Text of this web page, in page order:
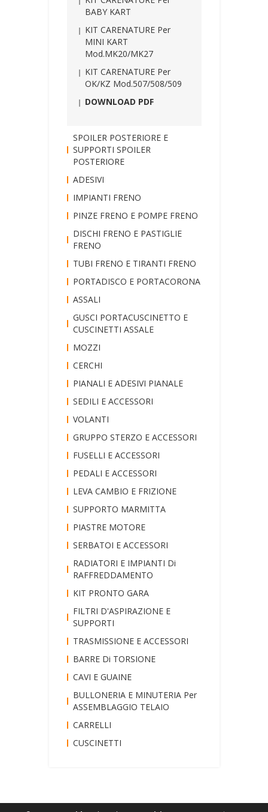
BABY KART
KIT CARENATURE Per
MINI KART
Mod.MK20/MK27
KIT CARENATURE Per
OK/KZ Mod.507/508/509
DOWNLOAD PDF
SPOILER POSTERIORE E
SUPPORTI SPOILER
POSTERIORE
ADESIVI
IMPIANTI FRENO
PINZE FRENO E POMPE FRENO
DISCHI FRENO E PASTIGLIE
FRENO
TUBI FRENO E TIRANTI FRENO
PORTADISCO E PORTACORONA
ASSALI
GUSCI PORTACUSCINETTO E
CUSCINETTI ASSALE
MOZZI
CERCHI
PIANALI E ADESIVI PIANALE
SEDILI E ACCESSORI
VOLANTI
GRUPPO STERZO E ACCESSORI
FUSELLI E ACCESSORI
PEDALI E ACCESSORI
LEVA CAMBIO E FRIZIONE
SUPPORTO MARMITTA
PIASTRE MOTORE
SERBATOI E ACCESSORI
RADIATORI E IMPIANTI Di
RAFFREDDAMENTO
KIT PRONTO GARA
FILTRI D'ASPIRAZIONE E
SUPPORTI
TRASMISSIONE E ACCESSORI
BARRE Di TORSIONE
CAVI E GUAINE
BULLONERIA E MINUTERIA Per
ASSEMBLAGGIO TELAIO
CARRELLI
CUSCINETTI